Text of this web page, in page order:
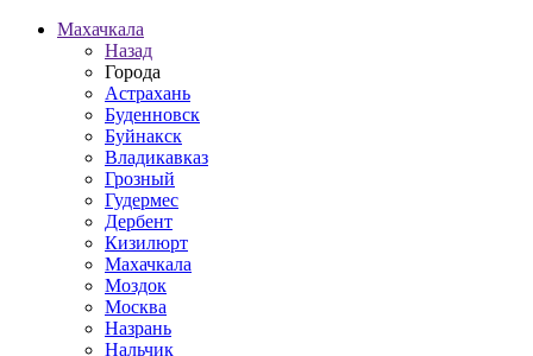
Махачкала
Назад
Города
Астрахань
Буденновск
Буйнакск
Владикавказ
Грозный
Гудермес
Дербент
Кизилюрт
Махачкала
Моздок
Москва
Назрань
Нальчик